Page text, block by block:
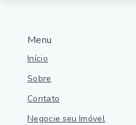
Menu
Início
Sobre
Contato
Negocie seu Imóvel